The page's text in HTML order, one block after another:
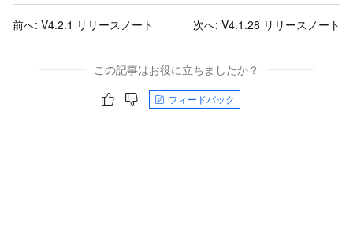
前へ: V4.2.1 リリースノート 次へ: V4.1.28 リリースノート
この記事はお役に立ちましたか？
フィードバック